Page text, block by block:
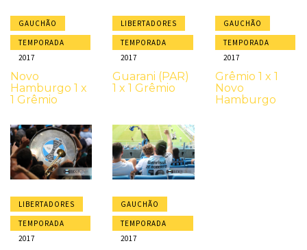
GAUCHÃO
TEMPORADA
2017
Novo
Hamburgo 1 x
1 Grêmio
LIBERTADORES
TEMPORADA
2017
Guarani (PAR)
1 x 1 Grêmio
GAUCHÃO
TEMPORADA
2017
Grêmio 1 x 1
Novo
Hamburgo
LIBERTADORES
TEMPORADA
2017
GAUCHÃO
TEMPORADA
2017